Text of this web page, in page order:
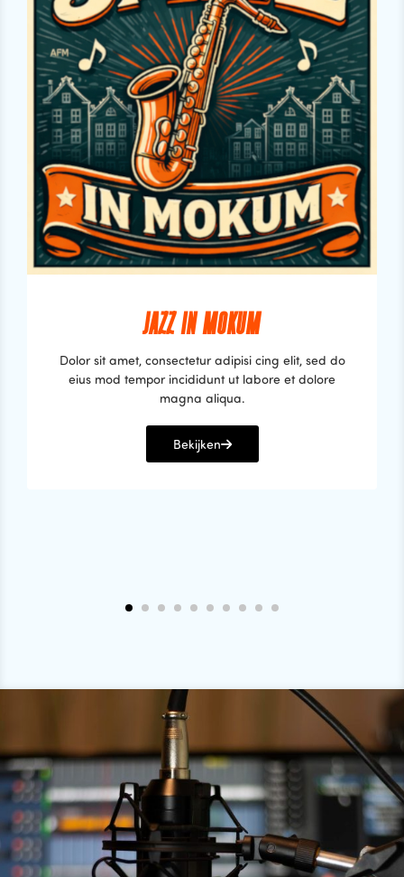
JAZZ IN MOKUM
Dolor sit amet, consectetur adipisi cing elit, sed do
eius mod tempor incididunt ut labore et dolore
magna aliqua.
Bekijken